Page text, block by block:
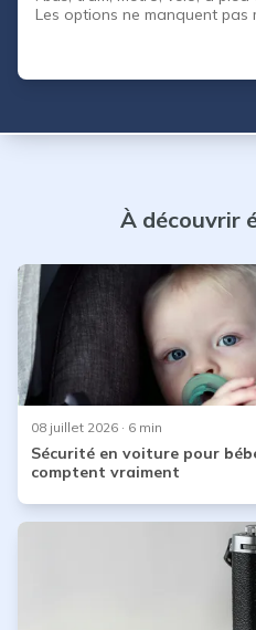
Les options ne manquent pas
À découvrir
08 juillet 2026 · 6 min
Sécurité en voiture pour
comptent vraiment